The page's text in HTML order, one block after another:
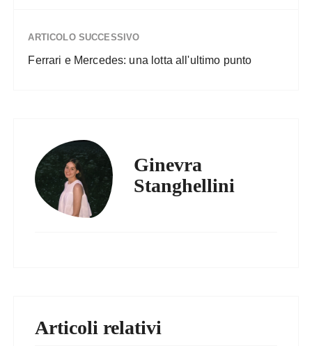
ARTICOLO SUCCESSIVO
Ferrari e Mercedes: una lotta all'ultimo punto
Ginevra
Stanghellini
Articoli relativi